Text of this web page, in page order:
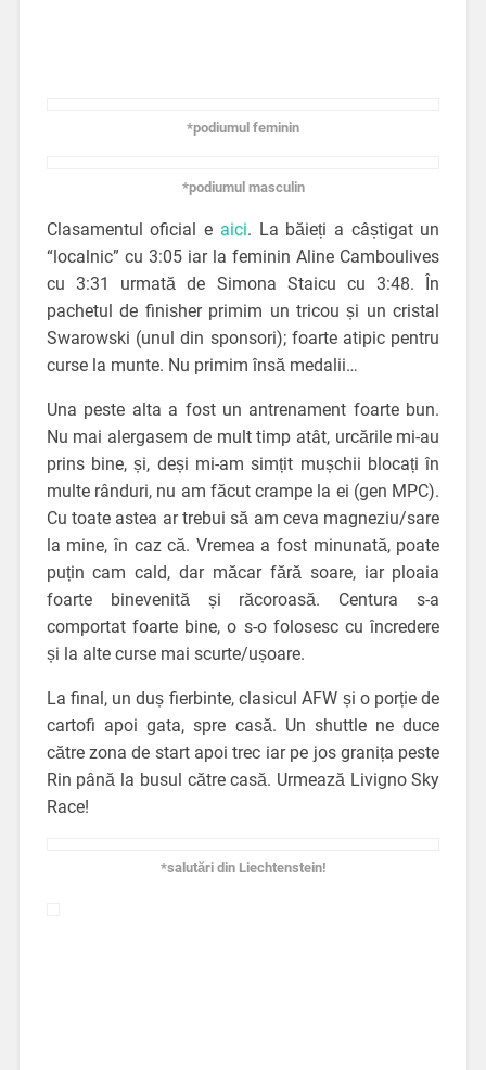
*podiumul feminin
*podiumul masculin
Clasamentul oficial e aici. La băieți a câștigat un
“localnic” cu 3:05 iar la feminin Aline Camboulives
cu 3:31 urmată de Simona Staicu cu 3:48. În
pachetul de finisher primim un tricou și un cristal
Swarowski (unul din sponsori); foarte atipic pentru
curse la munte. Nu primim însă medalii…
Una peste alta a fost un antrenament foarte bun.
Nu mai alergasem de mult timp atât, urcările mi-au
prins bine, și, deși mi-am simțit mușchii blocați în
multe rânduri, nu am făcut crampe la ei (gen MPC).
Cu toate astea ar trebui să am ceva magneziu/sare
la mine, în caz că. Vremea a fost minunată, poate
puțin cam cald, dar măcar fără soare, iar ploaia
foarte binevenită și răcoroasă. Centura s-a
comportat foarte bine, o s-o folosesc cu încredere
și la alte curse mai scurte/ușoare.
La final, un duș fierbinte, clasicul AFW și o porție de
cartofi apoi gata, spre casă. Un shuttle ne duce
către zona de start apoi trec iar pe jos granița peste
Rin până la busul către casă. Urmează Livigno Sky
Race!
*salutări din Liechtenstein!